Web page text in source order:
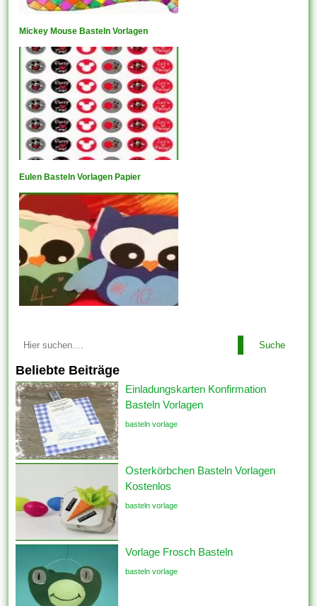
Mickey Mouse Basteln Vorlagen
Eulen Basteln Vorlagen Papier
Suche
Beliebte Beiträge
Einladungskarten Konfirmation
Basteln Vorlagen
basteln vorlage
Osterkörbchen Basteln Vorlagen
Kostenlos
basteln vorlage
Vorlage Frosch Basteln
basteln vorlage